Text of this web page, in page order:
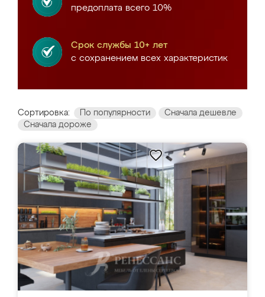
предоплата всего 10%
Срок службы 10+ лет
с сохранением всех характеристик
Сортировка: По популярности
Сначала дешевле
Сначала дороже